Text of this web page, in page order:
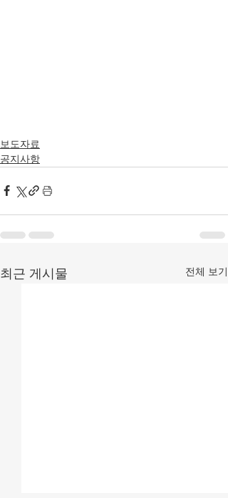
보도자료
공지사항
최근 게시물 전체 보기